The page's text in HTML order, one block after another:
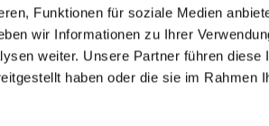
Funktionen für soziale Medien
wir Informationen zu Ihrer
weiter. Unsere Partner führen diese
haben oder die sie im Rahmen
Elektro 1km 300kw